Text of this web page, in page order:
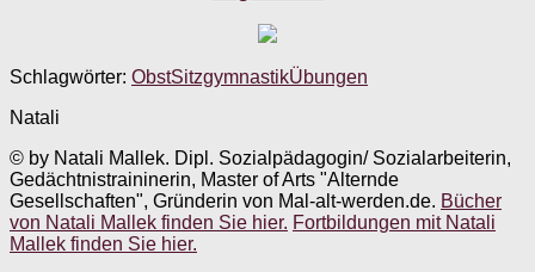
Schlagwörter: ObstSitzgymnastikÜbungen
Natali
© by Natali Mallek. Dipl. Sozialpädagogin/ Sozialarbeiterin,
Gedächtnistraininerin, Master of Arts "Alternde
Gesellschaften", Gründerin von Mal-alt-werden.de. Bücher
von Natali Mallek finden Sie hier. Fortbildungen mit Natali
Mallek finden Sie hier.